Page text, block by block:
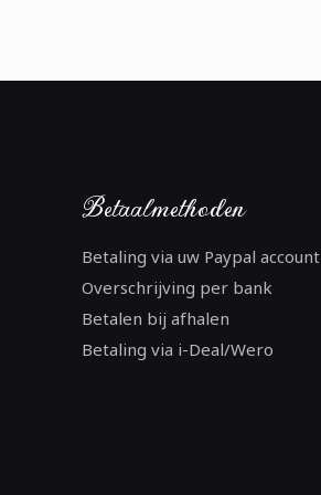
Betaalmethoden
Betaling via uw Paypal account
Overschrijving per bank
Betalen bij afhalen
Betaling via i-Deal/Wero